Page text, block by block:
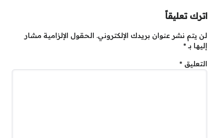
اترك تعليقاً
لن يتم نشر عنوان بريدك الإلكتروني. الحقول الإلزامية مشار
إليها بـ*
التعليق *